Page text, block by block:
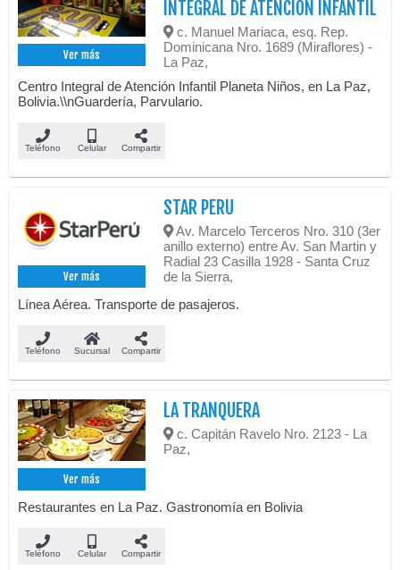
Ver más
INTEGRAL DE ATENCION INFANTIL
c. Manuel Mariaca, esq. Rep.
Dominicana Nro. 1689 (Miraflores) -
La Paz,
Centro Integral de Atención Infantil Planeta Niños, en La Paz,
Bolivia.\\nGuardería, Parvulario.
Teléfono Celular Compartir
Ver más
STAR PERU
Av. Marcelo Terceros Nro. 310 (3er
anillo externo) entre Av. San Martin y
Radial 23 Casilla 1928 - Santa Cruz
de la Sierra,
Línea Aérea. Transporte de pasajeros.
Teléfono Sucursal Compartir
Ver más
LA TRANQUERA
c. Capitán Ravelo Nro. 2123 - La
Paz,
Restaurantes en La Paz. Gastronomía en Bolivia
Teléfono Celular Compartir